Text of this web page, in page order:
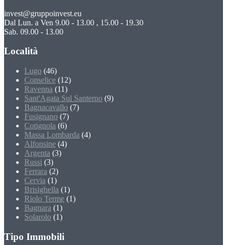
invest@gruppoinvest.eu
Dal Lun. a Ven 9.00 - 13.00 , 15.00 - 19.30
Sab. 09.00 - 13.00
Località
Lugo (46)
Conselice (12)
Ravenna (11)
Sant'Agata Sul Santerno (9)
Bagnacavallo (7)
Fusignano (7)
Cotignola (6)
Massa Lombarda (4)
Alfonsine (4)
Argenta (3)
Russi (3)
Ferrara (2)
Cervia (1)
Brisighella (1)
Riolo Terme (1)
Bagnara (1)
Solarolo (1)
Tipo Immobili